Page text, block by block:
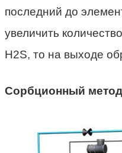
последний до
увеличить
H2S, то на выходе
Сорбционный метод